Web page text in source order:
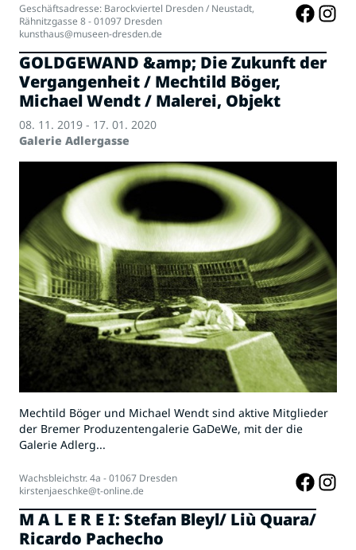
Geschäftsadresse: Barockviertel Dresden / Neustadt,
Rähnitzgasse 8 - 01097 Dresden
kunsthaus@museen-dresden.de
GOLDGEWAND &amp; Die Zukunft der
Vergangenheit / Mechtild Böger,
Michael Wendt / Malerei, Objekt
08. 11. 2019 - 17. 01. 2020
Galerie Adlergasse
Mechtild Böger und Michael Wendt sind aktive Mitglieder
der Bremer Produzentengalerie GaDeWe, mit der die
Galerie Adlerg...
Wachsbleichstr. 4a - 01067 Dresden
kirstenjaeschke@t-online.de
M A L E R E I: Stefan Bleyl/ Liù Quara/
Ricardo Pachecho